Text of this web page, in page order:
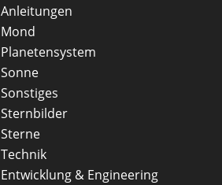
Anleitungen
Mond
Planetensystem
Sonne
Sonstiges
Sternbilder
Sterne
Technik
Entwicklung & Engineering